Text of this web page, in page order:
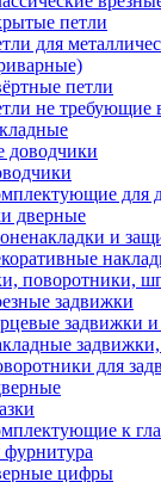
петли
для
петли
не требующие
доводчики
для
дверные
и
поворотники,
задвижки
задвижки
для
к
фурнитура
цифры